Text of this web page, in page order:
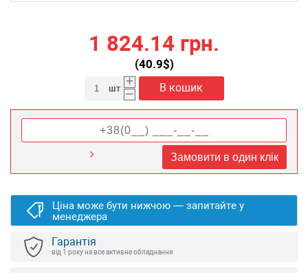
1 824.14 грн.
(40.9$)
+
–
В кошик
шт
Замовити в один клік
Ціна може бути нижчою — запитайте у
менеджера
Гарантія
від 1 року на все активне обладнання